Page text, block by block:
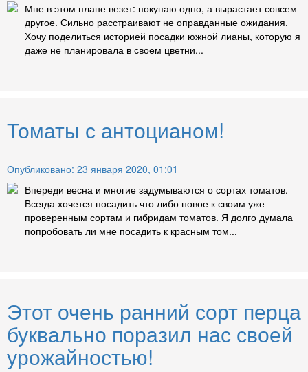
Мне в этом плане везет: покупаю одно, а вырастает совсем
другое. Сильно расстраивают не оправданные ожидания.
Хочу поделиться историей посадки южной лианы, которую я
даже не планировала в своем цветни...
Томаты с антоцианом!
Опубликовано: 23 января 2020, 01:01
Впереди весна и многие задумываются о сортах томатов.
Всегда хочется посадить что либо новое к своим уже
проверенным сортам и гибридам томатов. Я долго думала
попробовать ли мне посадить к красным том...
Этот очень ранний сорт перца
буквально поразил нас своей
урожайностью!